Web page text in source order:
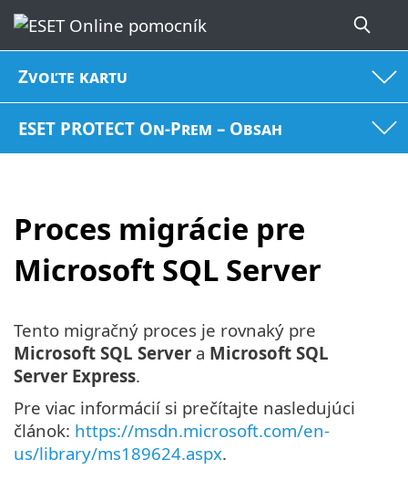
Zvoľte kartu
ESET PROTECT On-Prem – Obsah
Proces migrácie pre
Microsoft SQL Server
Tento migračný proces je rovnaký pre
Microsoft SQL Server a Microsoft SQL
Server Express.
Pre viac informácií si prečítajte nasledujúci
článok: https://msdn.microsoft.com/en-
us/library/ms189624.aspx.